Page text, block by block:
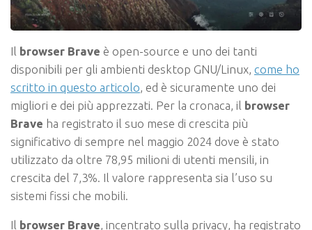
Il browser Brave è open-source e uno dei tanti
disponibili per gli ambienti desktop GNU/Linux, come ho
scritto in questo articolo , ed è sicuramente uno dei
migliori e dei più apprezzati. Per la cronaca, il browser
Brave ha registrato il suo mese di crescita più
significativo di sempre nel maggio 2024 dove è stato
utilizzato da oltre 78,95 milioni di utenti mensili, in
crescita del 7,3%. Il valore rappresenta sia l’uso su
sistemi fissi che mobili.
Il browser Brave, incentrato sulla privacy, ha registrato